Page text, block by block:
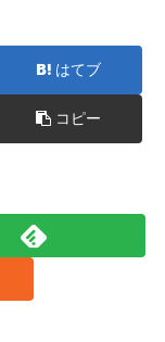
はてブ
コピー